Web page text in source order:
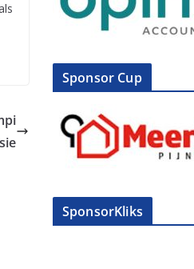
Sponsor Cup
SponsorKliks